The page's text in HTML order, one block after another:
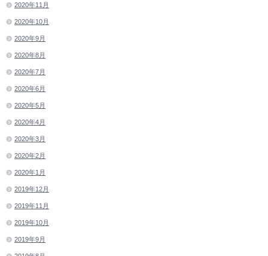
2020年11月
2020年10月
2020年9月
2020年8月
2020年7月
2020年6月
2020年5月
2020年4月
2020年3月
2020年2月
2020年1月
2019年12月
2019年11月
2019年10月
2019年9月